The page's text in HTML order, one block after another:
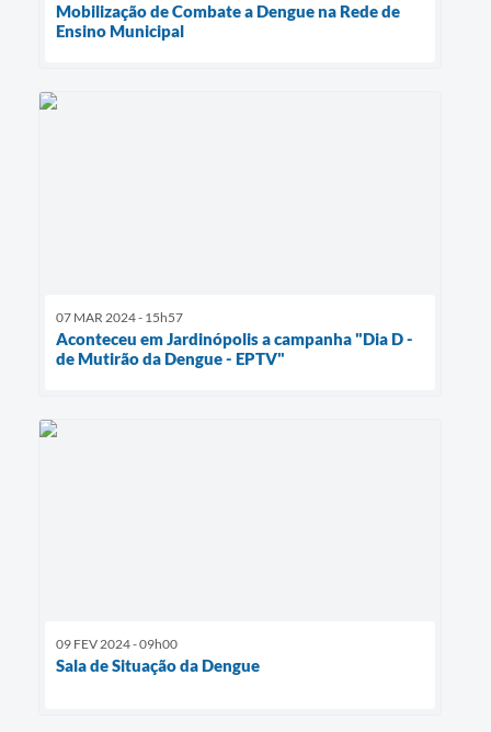
Mobilização de Combate a Dengue na Rede de
Ensino Municipal
07 MAR 2024 - 15h57
Aconteceu em Jardinópolis a campanha "Dia D -
de Mutirão da Dengue - EPTV"
09 FEV 2024 - 09h00
Sala de Situação da Dengue